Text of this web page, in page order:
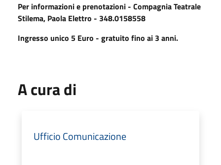
Per informazioni e prenotazioni - Compagnia Teatrale
Stilema, Paola Elettro - 348.0158558
Ingresso unico 5 Euro - gratuito fino ai 3 anni.
A cura di
Ufficio Comunicazione